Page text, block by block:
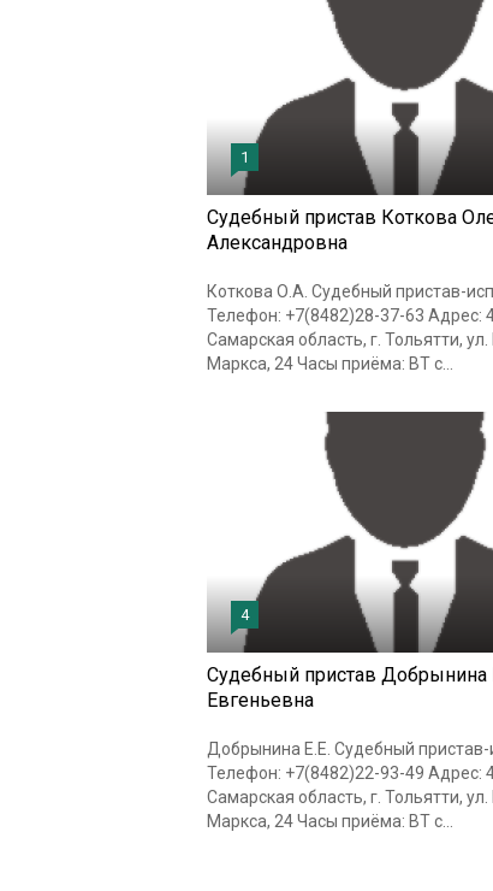
1
Судебный пристав Коткова
Александровна
Коткова О.А. Судебный пристав-
Телефон: +7(8482)28-37-63 Адрес:
Самарская область, г. Тольятти,
Маркса, 24 Часы приёма: ВТ с...
4
Судебный пристав Добрынина
Евгеньевна
Добрынина Е.Е. Судебный пристав-
Телефон: +7(8482)22-93-49 Адрес:
Самарская область, г. Тольятти,
Маркса, 24 Часы приёма: ВТ с...